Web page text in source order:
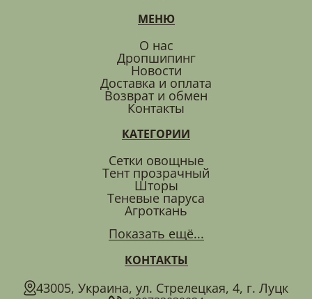
МЕНЮ
О нас
Дропшипинг
Новости
Доставка и оплата
Возврат и обмен
Контакты
КАТЕГОРИИ
Сетки овощные
Тент прозрачный
Шторы
Теневые паруса
Агроткань
Показать ещё...
КОНТАКТЫ
43005, Украина, ул. Стрелецкая, 4, г. Луцк